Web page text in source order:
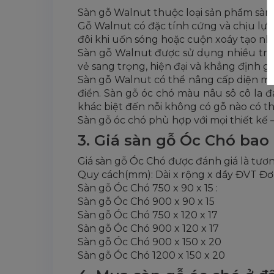
Sàn gỗ Walnut thuộc loại sản phẩm
Gỗ Walnut có đặc tính cứng và chịu
đôi khi uốn sóng hoặc cuộn xoáy tạo
Sàn gỗ Walnut được sử dụng nhiều
vẻ sang trọng, hiện đại và khẳng định
Sàn gỗ Walnut có thể nâng cấp diện
điển. Sàn gỗ óc chó màu nâu sô cô la
khác biệt đến nỗi không có gỗ nào có
Sàn gỗ óc chó phù hợp với mọi thiết
3. Giá sàn gỗ Óc Chó
Giá sàn gỗ Óc Chó được đánh giá là
Quy cách(mm): Dài x rộng x dầy ĐVT
Sàn gỗ Óc Chó 750 x 90 x 15 :
Sàn gỗ Óc Chó 900 x 90 x 15
Sàn gỗ Óc Chó 750 x 120 x 17
Sàn gỗ Óc Chó 900 x 120 x 17
Sàn gỗ Óc Chó 900 x 150 x 20
Sàn gỗ Óc Chó 1200 x 150 x 20